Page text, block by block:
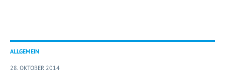
ALLGEMEIN
28. OKTOBER 2014